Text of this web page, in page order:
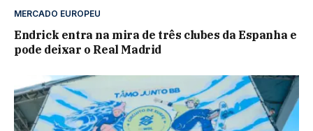
MERCADO EUROPEU
Endrick entra na mira de três clubes da Espanha e
pode deixar o Real Madrid